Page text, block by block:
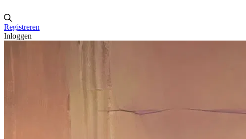
Registreren
Inloggen